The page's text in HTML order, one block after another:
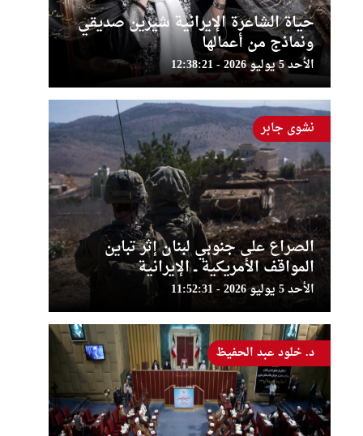
حياة الشاعرة الإيرانية شيرين صديقي
ونماذج من أعمالها
الأحد 5 يوليو 2026 - 12:38:21
الصراع على جنوبي لبنان إثر تباين
المواقف الأمريكية ــ الإيرانية
الأحد 5 يوليو 2026 - 11:52:31
نشوى جابر
د. خلود عبد الحفيظ